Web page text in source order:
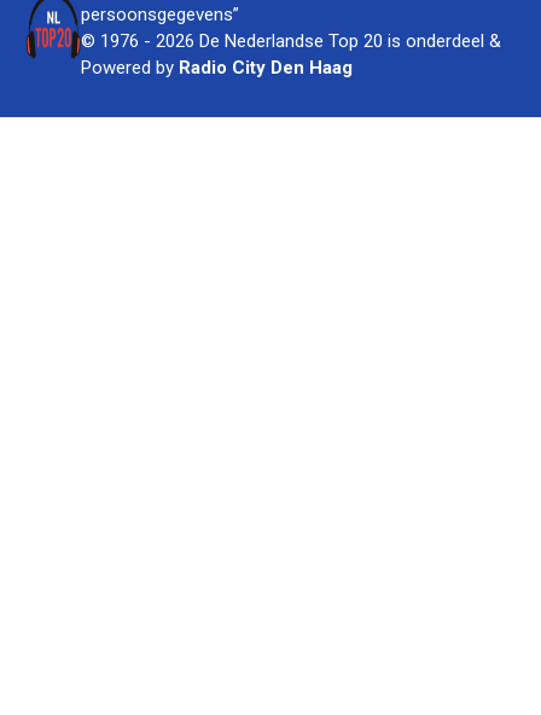
persoonsgegevens”
© 1976 - 2026 De Nederlandse Top 20 is onderdeel &
Powered by Radio City Den Haag